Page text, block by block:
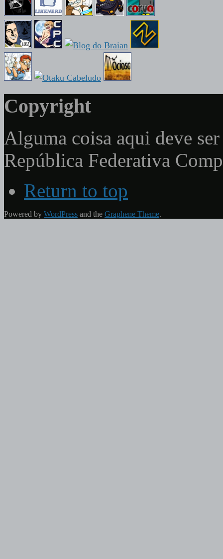
Copyright
Alguma coisa aqui deve
República Federativa
Return to top
Powered by WordPress and the Graphene Theme.